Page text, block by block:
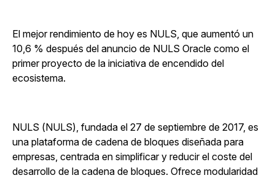
El mejor rendimiento de hoy es NULS, que aumentó un
10,6 % después del anuncio de NULS Oracle como el
primer proyecto de la iniciativa de encendido del
ecosistema.
NULS (NULS), fundada el 27 de septiembre de 2017, es
una plataforma de cadena de bloques diseñada para
empresas, centrada en simplificar y reducir el coste del
desarrollo de la cadena de bloques. Ofrece modularidad